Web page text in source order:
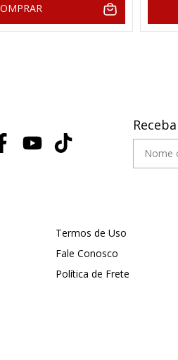
Termos de Uso
Fale Conosco
Política de Frete